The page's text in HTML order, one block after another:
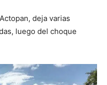
deja varias
luego del choque